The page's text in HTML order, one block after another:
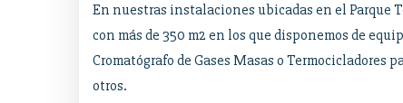
En nuestras instalaciones ubicadas en el Parque
con más de 350 m2 en los que disponemos de
Cromatógrafo de Gases Masas o Termocicladores
otros.